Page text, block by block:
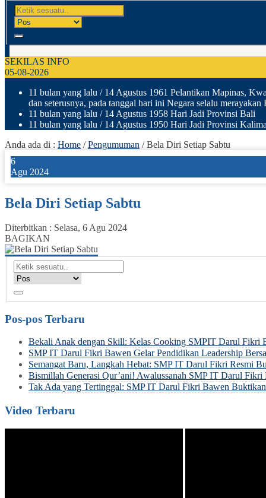
SEKILAS INFO
05-08-2026
11 bulan yang lalu / 14 Agustus 1961 Pelantikan Mapinas,
dan seterusnya, pada tanggal hari ini Negara selalu merayakan
11 bulan yang lalu / 14 Agustus 1958 Hari Jadi Provinsi Bali
11 bulan yang lalu / 14 Agustus 1950 Hari Jadi Provinsi
Anda ada di : Home /Pengumuman /Bela Diri Setiap Sabtu
6
Agu 2024
Bela Diri Setiap Sabtu
Diterbitkan : Selasa, 6 Agu 2024
BAGIKAN
Pos-pos Terbaru
Bekali Anak dengan Skill: Kelas Cooking SMPIT Darul Fikri
SMP IT Darul Fikri Bawen Gelar Pendidikan Leadership
Semangat Baru, Langkah Hebat: SMP IT Darul Fikri Resmi
Bismillah Generasi Qur’ani! Awalussanah SMP IT Darul Fikri
Tak Ada yang Tertinggal: SMP IT Darul Fikri Bawen
Video Terbaru